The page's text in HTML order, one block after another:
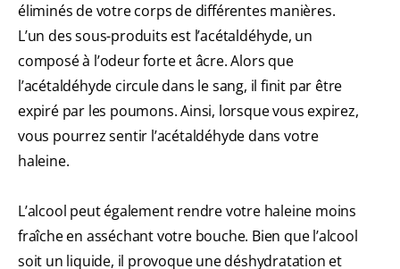
éliminés de votre corps de différentes manières.
L’un des sous-produits est l’acétaldéhyde, un
composé à l’odeur forte et âcre. Alors que
l’acétaldéhyde circule dans le sang, il finit par être
expiré par les poumons. Ainsi, lorsque vous expirez,
vous pourrez sentir l’acétaldéhyde dans votre
haleine.
L’alcool peut également rendre votre haleine moins
fraîche en asséchant votre bouche. Bien que l’alcool
soit un liquide, il provoque une déshydratation et